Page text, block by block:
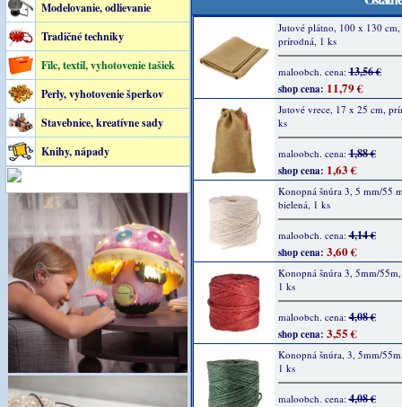
Modelovanie, odlievanie
Tradičné techniky
Filc, textil, vyhotovenie tašiek
Perly, vyhotovenie šperkov
Stavebnice, kreatívne sady
Knihy, nápady
Jutové plátno, 100 x 130 cm,
prírodná, 1 ks
maloobch. cena:13,56 €
shop cena: 11,79 €
Jutové vrece, 17 x 25 cm,
ks
maloobch. cena:1,88 €
shop cena: 1,63 €
Konopná šnúra 3, 5 mm/55
bielená, 1 ks
maloobch. cena:4,14 €
shop cena: 3,60 €
Konopná šnúra 3, 5mm/
1 ks
maloobch. cena:4,08 €
shop cena: 3,55 €
Konopná šnúra, 3, 5mm/
1 ks
maloobch. cena:4,08 €